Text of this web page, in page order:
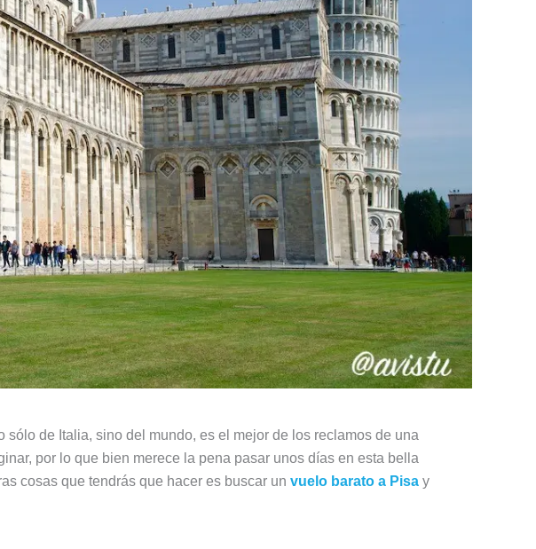
sólo de Italia, sino del mundo, es el mejor de los reclamos de una
por lo que bien merece la pena pasar unos días en esta bella
cosas que tendrás que hacer es buscar un vuelo barato a Pisa y